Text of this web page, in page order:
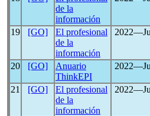
de la
información
19 [GO]
El profesional
de la
información
20
[GO]
Anuario
ThinkEPI
21
[GO]
El profesional
de la
información